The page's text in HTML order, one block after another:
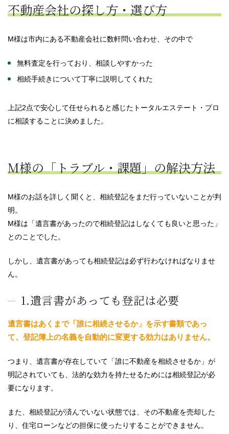
不動産会社の探し方・選び方
M様は市内にある不動産会社に数軒問い合わせ、その中で
無料査定を行っており、相談しやすかった
相続手続きについて丁寧に説明してくれた
上記2点で安心して任せられると感じたトータルエステート・プロ
に相談することに決めました。
M様の「トラブル・課題」の解決方法
M様のお話を詳しく聞くと、相続登記をまだ行っていないことが判
明。
M様は「遺言書があったので相続登記はしなくても良いと思った」
とのことでした。
しかし、遺言書があっても相続登記は必ず行わなければなりませ
ん。
1.遺言書があっても登記は必要
遺言書はあくまで「誰に相続させるか」を示す書類であっ
て、登記簿上の名義を自動的に変更する効力はありません。
つまり、遺言書が存在していて「誰に不動産を相続させるか」が
明記されていても、法的な効力を持たせるためには相続登記が必
要になります。
また、相続登記が済んでいない状態では、その不動産を売却した
り、住宅ローンなどの担保に使ったりすることができません。